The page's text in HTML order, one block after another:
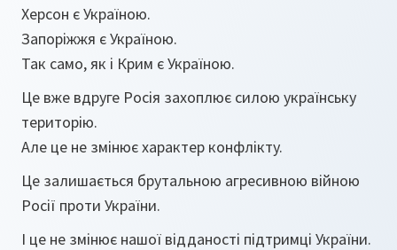
Херсон є Україною.
Запоріжжя є Україною.
Так само, як і Крим є Україною.
Це вже вдруге Росія захоплює силою українську
територію.
Але це не змінює характер конфлікту.
Це залишається брутальною агресивною війною
Росії проти України.
І це не змінює нашої відданості підтримці України.